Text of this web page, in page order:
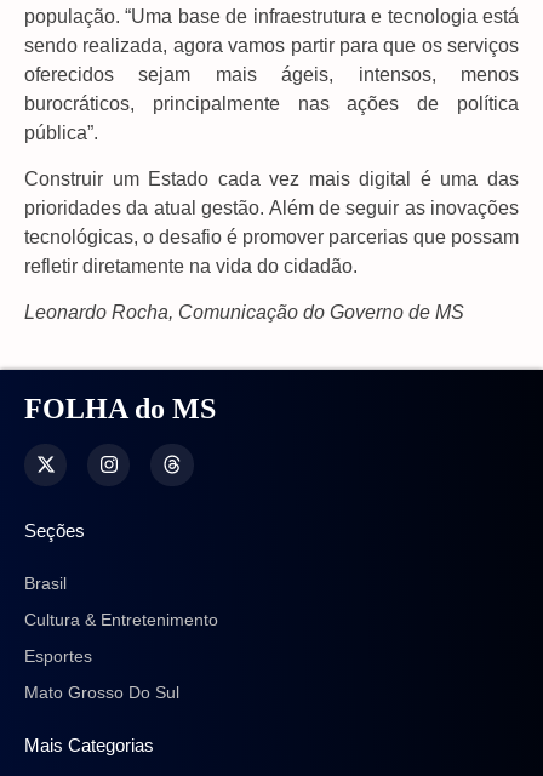
população. “Uma base de infraestrutura e tecnologia está
sendo realizada, agora vamos partir para que os serviços
oferecidos sejam mais ágeis, intensos, menos
burocráticos, principalmente nas ações de política
pública”.
Construir um Estado cada vez mais digital é uma das
prioridades da atual gestão. Além de seguir as inovações
tecnológicas, o desafio é promover parcerias que possam
refletir diretamente na vida do cidadão.
Leonardo Rocha, Comunicação do Governo de MS
FOLHA do MS
Seções
Brasil
Cultura & Entretenimento
Esportes
Mato Grosso Do Sul
Mais Categorias